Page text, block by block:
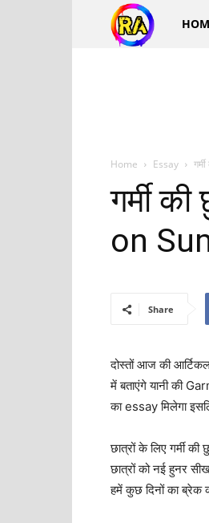
Ra
Home Essay
गर्मी
on
Share
दोस्तों आज की
में बताएंगे यानी की
का essay मिलेगा
छात्रों के लिए गर्मी
छात्रों को नई हुनर
हमें कुछ दिनों का ब्रेक